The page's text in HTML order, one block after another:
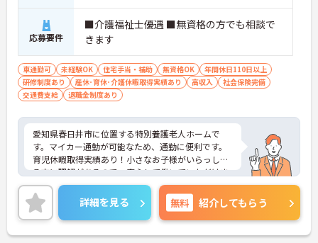
応募要件
■介護福祉士優遇 ■無資格の方でも相談で
きます
車通勤可 未経験OK 住宅手当・補助 無資格OK
年間休日110日以上
研修制度あり
産休･育休･介護休暇取得実績あり 高収入
社会保険完備
交通費支給
退職金制度あり
愛知県春日井市に位置する特別養護老人ホームで
す。マイカー通勤が可能なため、通勤に便利です。
育児休暇取得実績あり！小さなお子様がいらっしゃ
る方に理解があるので、安心して働いていただけま
す。
また、年間休日110日以上で残業時間はほとんど発
生しません。自分の時間を大切にしたい方にぴった
りです。プライベートとメリハリをつけて勤務でき
ます。
詳細を見る 無料 紹介してもらう